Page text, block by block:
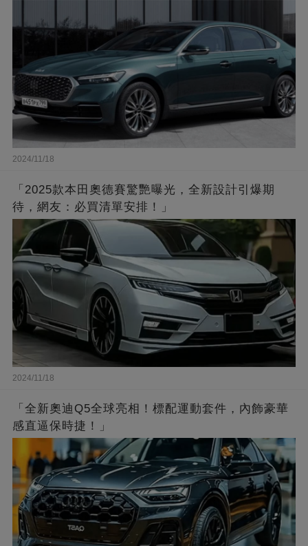
2024/11/18
「2025款本田奧德賽驚艷曝光，全新設計引爆期
待，網友：必買清單安排！」
2024/11/18
「全新奧迪Q5全球亮相！標配運動套件，內飾豪華
感直逼保時捷！」